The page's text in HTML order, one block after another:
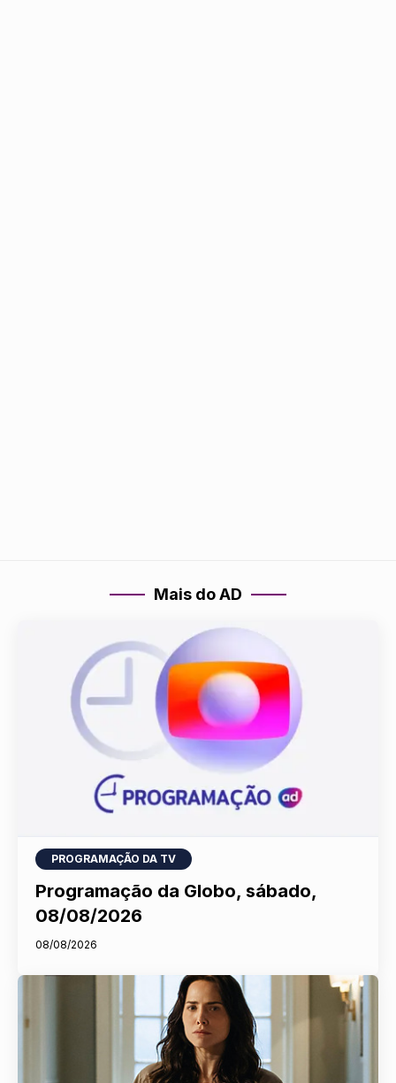
Mais do AD
PROGRAMAÇÃO DA TV
Programação da Globo, sábado,
08/08/2026
08/08/2026